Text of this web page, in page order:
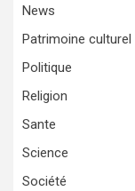
News
Patrimoine culturel
Politique
Religion
Sante
Science
Société